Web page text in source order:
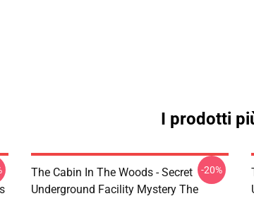
I prodotti
The Cabin In The Woods - Secret
Underground Facility Mystery The
-20%